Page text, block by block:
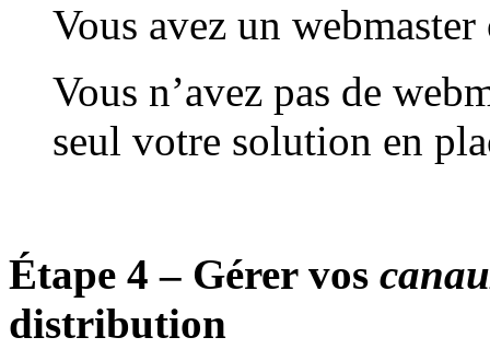
Vous avez un
Vous n’avez pas de
seul votre solution en
Étape 4 – Gérer vos
distribution